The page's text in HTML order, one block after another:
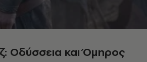
Οδύσσεια και Όμηρος